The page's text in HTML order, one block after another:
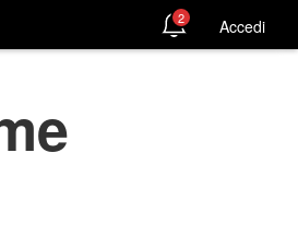
2 Accedi